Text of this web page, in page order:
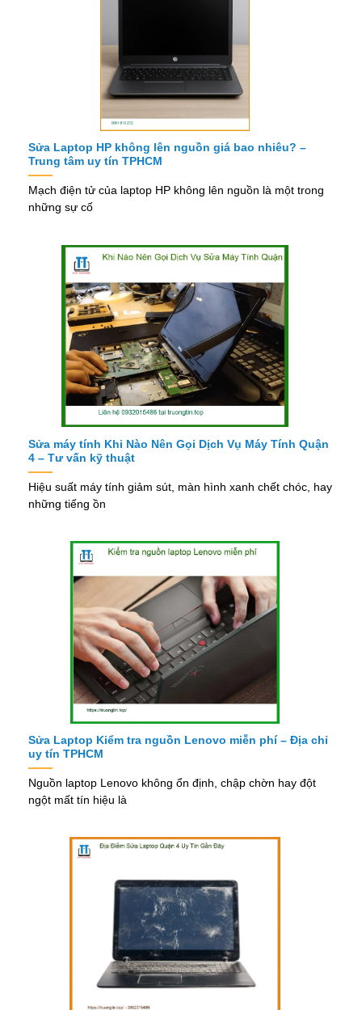
Sửa Laptop HP không lên nguồn giá bao nhiêu? –
Trung tâm uy tín TPHCM
Mạch điện tử của laptop HP không lên nguồn là một trong
những sự cố
Sửa máy tính Khi Nào Nên Gọi Dịch Vụ Máy Tính Quận
4 – Tư vấn kỹ thuật
Hiệu suất máy tính giảm sút, màn hình xanh chết chóc, hay
những tiếng ồn
Sửa Laptop Kiểm tra nguồn Lenovo miễn phí – Địa chỉ
uy tín TPHCM
Nguồn laptop Lenovo không ổn định, chập chờn hay đột
ngột mất tín hiệu là